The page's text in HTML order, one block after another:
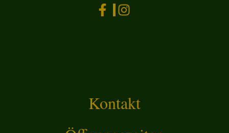
Kontakt